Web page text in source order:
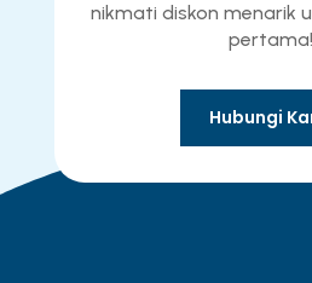
nikmati diskon menarik
pertama!
Hubungi